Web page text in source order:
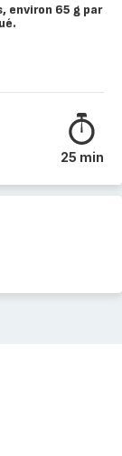
environ 65 g par
25 min